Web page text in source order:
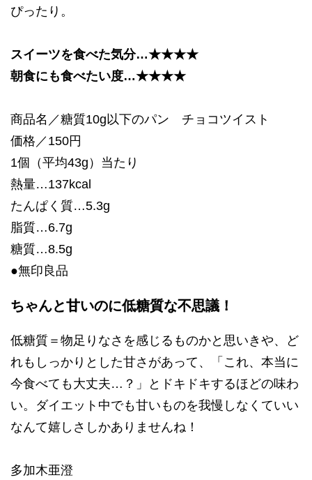
ぴったり。
スイーツを食べた気分…★★★★
朝食にも食べたい度…★★★★
商品名／糖質10g以下のパン チョコツイスト
価格／150円
1個（平均43g）当たり
熱量…137kcal
たんぱく質…5.3g
脂質…6.7g
糖質…8.5g
●無印良品
ちゃんと甘いのに低糖質な不思議！
低糖質＝物足りなさを感じるものかと思いきや、ど
れもしっかりとした甘さがあって、「これ、本当に
今食べても大丈夫…？」とドキドキするほどの味わ
い。ダイエット中でも甘いものを我慢しなくていい
なんて嬉しさしかありませんね！
多加木亜澄